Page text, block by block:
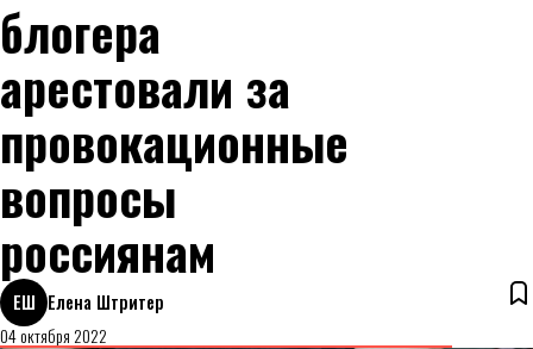
блогера
арестовали за
провокационные
вопросы
россиянам
ЕШ Елена Штритер
04 октября 2022